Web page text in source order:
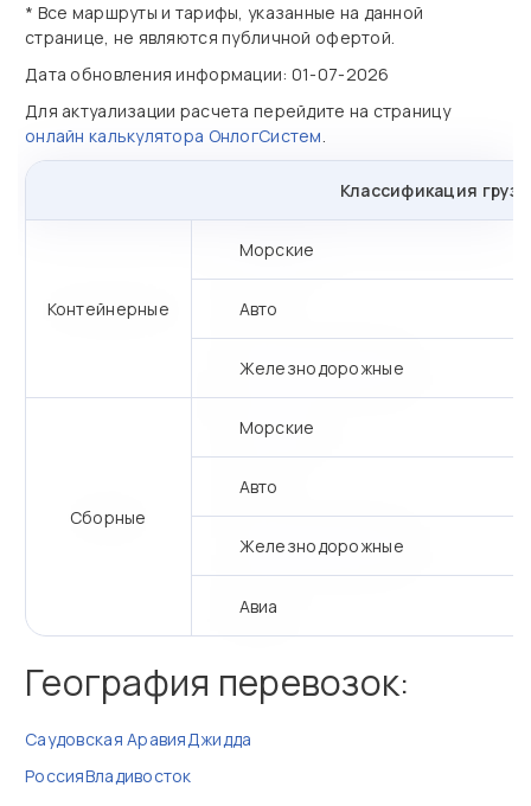
* Все маршруты и тарифы, указанные на данной
странице, не являются публичной офертой.
Дата обновления информации: 01-07-2026
Для актуализации расчета перейдите на страницу
онлайн калькулятора ОнлогСистем.
Классификация
Контейнерные
Морские
Авто
Железнодорожные
Сборные
Морские
Авто
Железнодорожные
Авиа
География перевозок:
Саудовская АравияДжидда
РоссияВладивосток